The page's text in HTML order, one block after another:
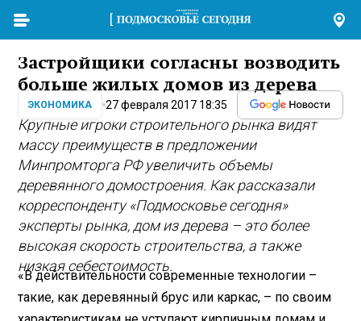
Застройщики согласны возводить
больше жилых домов из дерева
ЭКОНОМИКА 27 февраля 2017 18:35
Крупные игроки строительного рынка видят
массу преимуществ в предложении
Минпромторга РФ увеличить объемы
деревянного домостроения. Как рассказали
корреспонденту «Подмосковье сегодня»
эксперты рынка, дом из дерева – это более
высокая скорость строительства, а также
низкая себестоимость.
«В действительности современные технологии –
такие, как деревянный брус или каркас, – по своим